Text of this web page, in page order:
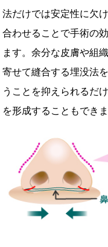
法だけでは安定性に欠
合わせることで手術の
ます。余分な皮膚や組
寄せて縫合する埋没法
うことを抑えられるだ
を形成することもできま